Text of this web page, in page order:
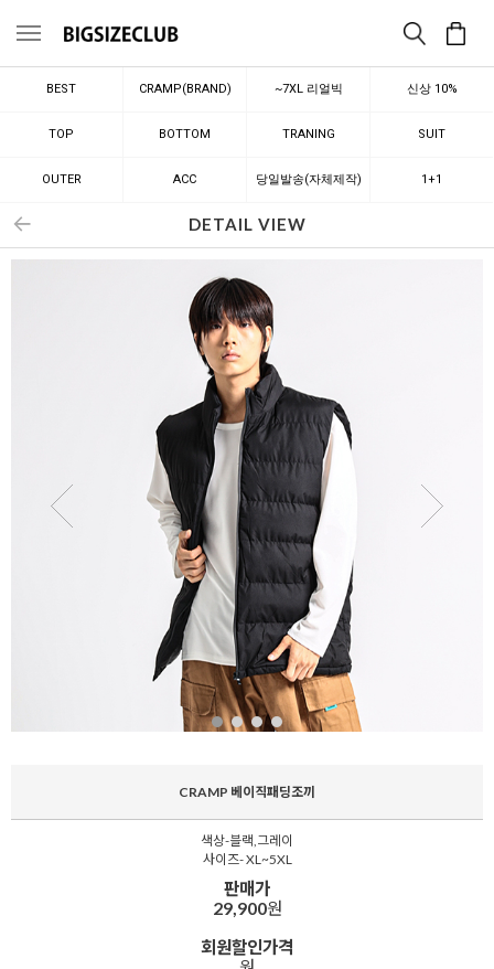
메뉴
BEST CRAMP(BRAND) ~7XL 리얼빅 신상 10%
TOP BOTTOM TRANING SUIT
OUTER ACC 당일발송(자체제작) 1+1
DETAIL VIEW
CRAMP 베이직패딩조끼
색상-블랙,그레이
사이즈- XL~5XL
판매가
29,900원
회원할인가격